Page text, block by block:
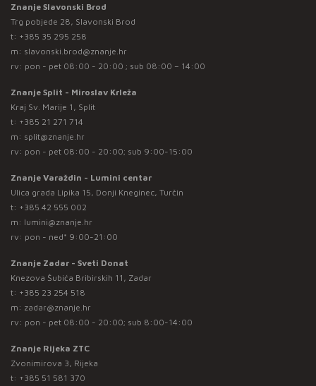
Znanje Slavonski Brod
Trg pobjede 28, Slavonski Brod
t: +385 35 295 258
m: slavonski.brod@znanje.hr
rv: pon - pet 08:00 - 20:00 ; sub 08:00 – 14:00
Znanje Split - Miroslav Krleža
Kraj Sv. Marije 1, Split
t: +385 21 271 714
m: split@znanje.hr
rv: pon - pet 08:00 - 20:00; sub 9:00-15:00
Znanje Varaždin - Lumini centar
Ulica grada Lipika 15, Donji Kneginec, Turčin
t: +385 42 555 002
m: lumini@znanje.hr
rv: pon - ned* 9:00-21:00
Znanje Zadar - Sveti Donat
Knezova Šubića Bribirskih 11, Zadar
t: +385 23 254 518
m: zadar@znanje.hr
rv: pon - pet 08:00 - 20:00; sub 8:00-14:00
Znanje Rijeka ZTC
Zvonimirova 3, Rijeka
t: +385 51 581 370